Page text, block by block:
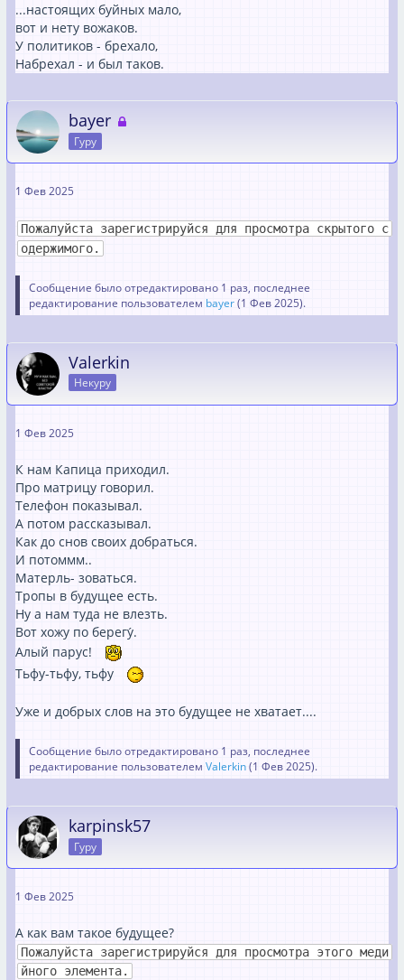
...настоящих буйных мало,
вот и нету вожаков.
У политиков - брехало,
Набрехал - и был таков.
bayer
Гуру
1 Фев 2025
Пожалуйста зарегистрируйся для просмотра скрытого с
одержимого.
Сообщение было отредактировано 1 раз, последнее
редактирование пользователем bayer(1 Фев 2025).
Valerkin
Некуру
1 Фев 2025
К нам Капица приходил.
Про матрицу говорил.
Телефон показывал.
А потом рассказывал.
Как до снов своих добраться.
И потоммм..
Матерль- зоваться.
Тропы в будущее есть.
Ну а нам туда не влезть.
Вот хожу по берегу́.
Алый парус!
Тьфу-тьфу, тьфу
Уже и добрых слов на это будущее не хватает....
Сообщение было отредактировано 1 раз, последнее
редактирование пользователем Valerkin(1 Фев 2025).
karpinsk57
Гуру
1 Фев 2025
А как вам такое будущее?
Пожалуйста зарегистрируйся для просмотра этого меди
йного элемента.